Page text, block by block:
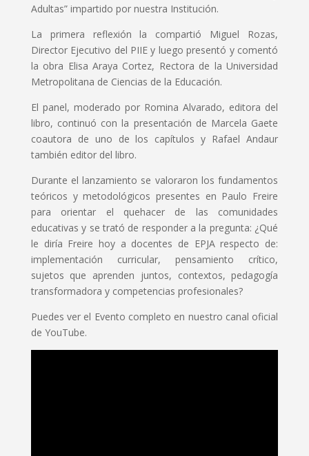
Adultas” impartido por nuestra Institución.
La primera reflexión la compartió Miguel Rozas,
Director Ejecutivo del PIIE y luego presentó y comentó
la obra Elisa Araya Cortez, Rectora de la Universidad
Metropolitana de Ciencias de la Educación.
El panel, moderado por Romina Alvarado, editora del
libro, continuó con la presentación de Marcela Gaete
coautora de uno de los capítulos y Rafael Andaur
también editor del libro.
Durante el lanzamiento se valoraron los fundamentos
teóricos y metodológicos presentes en Paulo Freire
para orientar el quehacer de las comunidades
educativas y se trató de responder a la pregunta: ¿Qué
le diría Freire hoy a docentes de EPJA respecto de:
implementación curricular, pensamiento crítico,
sujetos que aprenden juntos, contextos, pedagogía
transformadora y competencias profesionales?
Puedes ver el Evento completo en nuestro canal oficial
de YouTube.